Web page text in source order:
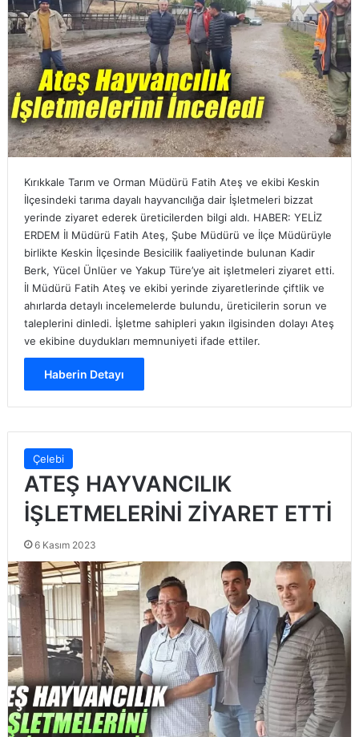
Kırıkkale Tarım ve Orman Müdürü Fatih Ateş ve ekibi Keskin
İlçesindeki tarıma dayalı hayvancılığa dair İşletmeleri bizzat
yerinde ziyaret ederek üreticilerden bilgi aldı. HABER: YELİZ
ERDEM İl Müdürü Fatih Ateş, Şube Müdürü ve İlçe Müdürüyle
birlikte Keskin İlçesinde Besicilik faaliyetinde bulunan Kadir
Berk, Yücel Ünlüer ve Yakup Türe’ye ait işletmeleri ziyaret etti.
İl Müdürü Fatih Ateş ve ekibi yerinde ziyaretlerinde çiftlik ve
ahırlarda detaylı incelemelerde bulundu, üreticilerin sorun ve
taleplerini dinledi. İşletme sahipleri yakın ilgisinden dolayı Ateş
ve ekibine duydukları memnuniyeti ifade ettiler.
Haberin Detayı
Çelebi
ATEŞ HAYVANCILIK
İŞLETMELERİNİ ZİYARET ETTİ
6 Kasım 2023